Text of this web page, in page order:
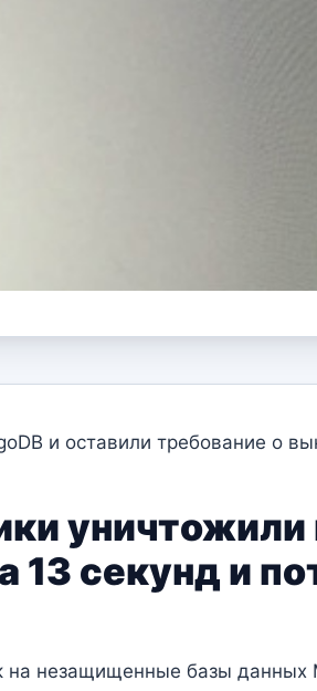
и оставили требование о
секунд и
на незащищенные базы данных